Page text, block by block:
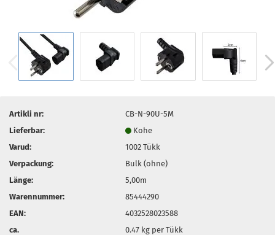
Artikli nr:
CB-N-90U-5M
Lieferbar:
Kohe
Varud:
1002Tükk
Verpackung:
Bulk (ohne)
Länge:
5,00m
Warennummer:
85444290
EAN:
4032528023588
ca.
0.47 kg per Tükk